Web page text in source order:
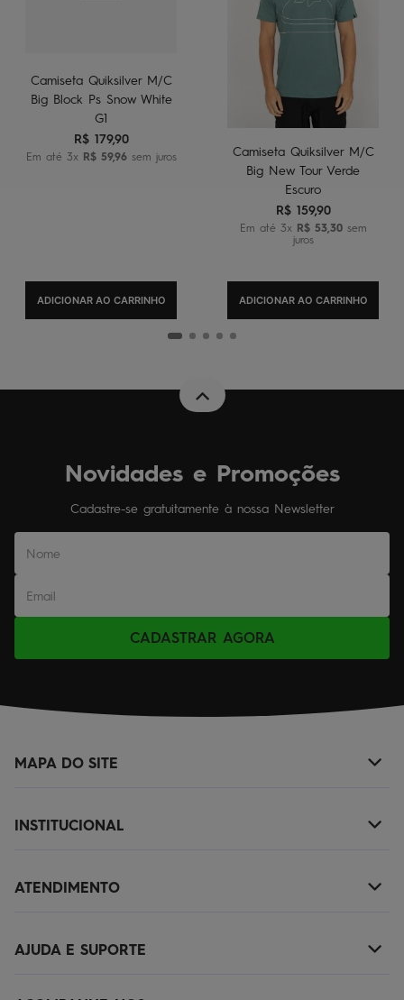
Camiseta Quiksilver M/C
Big Block Ps Snow White
G1
R$ 179,90
Em até 3x R$ 59,96sem juros
ADICIONAR AO CARRINHO
Camiseta Quiksilver M/C
Big New Tour Verde
Escuro
R$ 159,90
Em até 3x R$ 53,30sem
juros
ADICIONAR AO CARRINHO
Novidades e Promoções
Cadastre-se gratuitamente à nossa Newsletter
CADASTRAR AGORA
MAPA DO SITE
OUTLET
INSTITUCIONAL
ATENDIMENTO
AJUDA E SUPORTE